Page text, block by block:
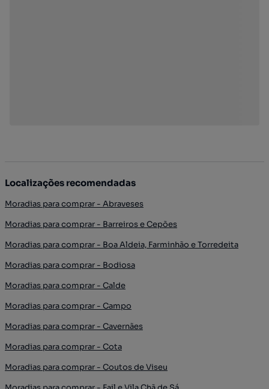
Localizações recomendadas
Moradias para comprar - Abraveses
Moradias para comprar - Barreiros e Cepões
Moradias para comprar - Boa Aldeia, Farminhão e Torredeita
Moradias para comprar - Bodiosa
Moradias para comprar - Calde
Moradias para comprar - Campo
Moradias para comprar - Cavernães
Moradias para comprar - Cota
Moradias para comprar - Coutos de Viseu